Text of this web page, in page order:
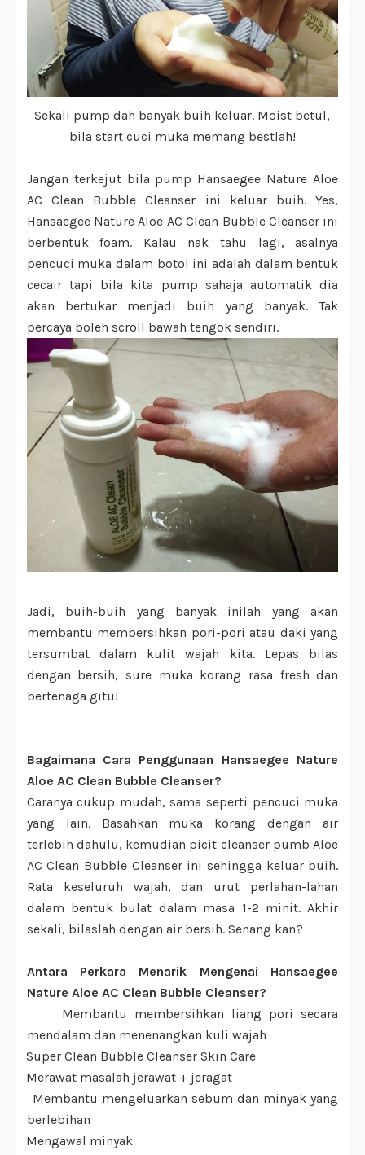
Sekali pump dah banyak buih keluar. Moist betul,
bila start cuci muka memang bestlah!
Jangan terkejut bila pump Hansaegee Nature Aloe
AC Clean Bubble Cleanser ini keluar buih. Yes,
Hansaegee Nature Aloe AC Clean Bubble Cleanser ini
berbentuk foam. Kalau nak tahu lagi, asalnya
pencuci muka dalam botol ini adalah dalam bentuk
cecair tapi bila kita pump sahaja automatik dia
akan bertukar menjadi buih yang banyak. Tak
percaya boleh scroll bawah tengok sendiri.
Jadi, buih-buih yang banyak inilah yang akan
membantu membersihkan pori-pori atau daki yang
tersumbat dalam kulit wajah kita. Lepas bilas
dengan bersih, sure muka korang rasa fresh dan
bertenaga gitu!
Bagaimana Cara Penggunaan Hansaegee Nature
Aloe AC Clean Bubble Cleanser?
Caranya cukup mudah, sama seperti pencuci muka
yang lain. Basahkan muka korang dengan air
terlebih dahulu, kemudian picit cleanser pumb Aloe
AC Clean Bubble Cleanser ini sehingga keluar buih.
Rata keseluruh wajah, dan urut perlahan-lahan
dalam bentuk bulat dalam masa 1-2 minit. Akhir
sekali, bilaslah dengan air bersih. Senang kan?
Antara Perkara Menarik Mengenai Hansaegee
Nature Aloe AC Clean Bubble Cleanser?
Membantu membersihkan liang pori secara
mendalam dan menenangkan kuli wajah
Super Clean Bubble Cleanser Skin Care
Merawat masalah jerawat + jeragat
Membantu mengeluarkan sebum dan minyak yang
berlebihan
Mengawal minyak